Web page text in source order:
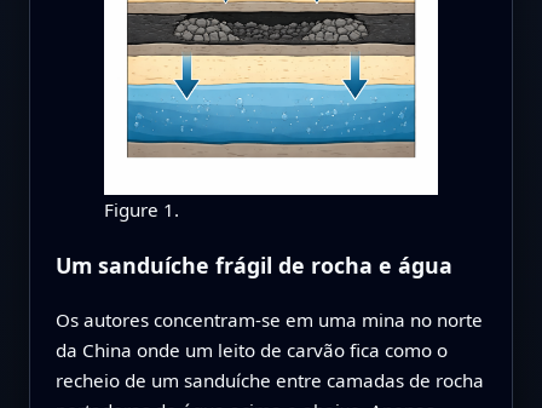
Figure 1.
Um sanduíche frágil de rocha e água
Os autores concentram-se em uma mina no norte
da China onde um leito de carvão fica como o
recheio de um sanduíche entre camadas de rocha